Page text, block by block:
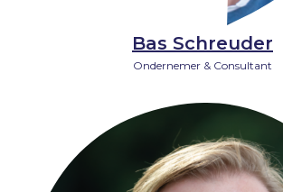
Bas Schreuder
Ondernemer & Consultant